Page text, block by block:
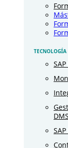
TECNOLOGÍA
SAP